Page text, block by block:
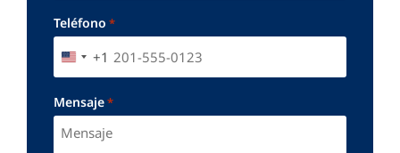
Teléfono *
UNITED STATES +1
+1
Mensaje*